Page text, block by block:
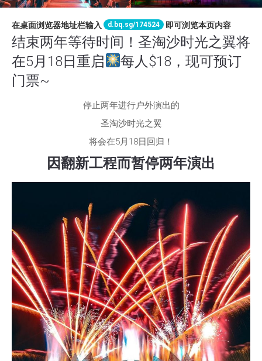
在桌面浏览器地址栏输入 d.bq.sg/174524 即可浏览本页内容
结束两年等待时间！圣淘沙时光之翼将
在5月18日重启
每人$18，现可预订
门票~
停止两年进行户外演出的
圣淘沙时光之翼
将会在5月18日回归！
因翻新工程而暂停两年演出